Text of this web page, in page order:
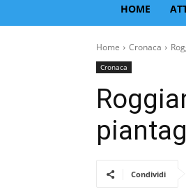
HOME
Home Cronaca
Cronaca
Condividi